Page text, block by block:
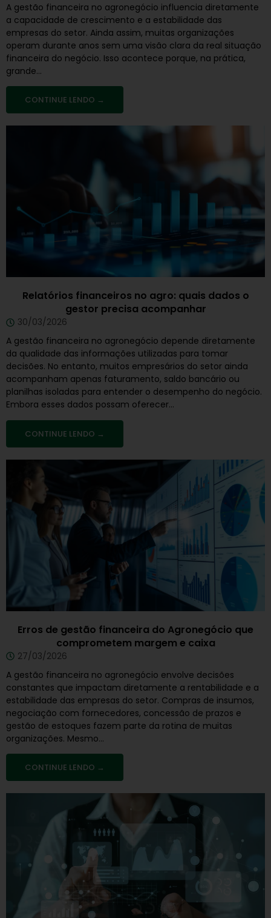
A gestão financeira no agronegócio influencia diretamente
a capacidade de crescimento e a estabilidade das
empresas do setor. Ainda assim, muitas organizações
operam durante anos sem uma visão clara da real situação
financeira do negócio. Isso acontece porque, na prática,
grande...
CONTINUE LENDO →
Relatórios financeiros no agro: quais dados o
gestor precisa acompanhar
30/03/2026
A gestão financeira no agronegócio depende diretamente
da qualidade das informações utilizadas para tomar
decisões. No entanto, muitos empresários do setor ainda
acompanham apenas faturamento, saldo bancário ou
planilhas isoladas para entender o desempenho do negócio.
Embora esses dados possam oferecer...
CONTINUE LENDO →
Erros de gestão financeira do Agronegócio que
comprometem margem e caixa
27/03/2026
A gestão financeira no agronegócio envolve decisões
constantes que impactam diretamente a rentabilidade e a
estabilidade das empresas do setor. Compras de insumos,
negociação com fornecedores, concessão de prazos e
gestão de estoques fazem parte da rotina de muitas
organizações. Mesmo...
CONTINUE LENDO →